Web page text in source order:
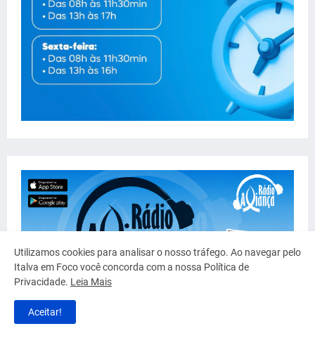
Utilizamos cookies para analisar o nosso tráfego. Ao navegar pelo
Italva em Foco você concorda com a nossa Política de
Privacidade. Leia Mais
Aceitar!